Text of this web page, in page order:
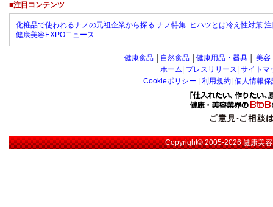
■注目コンテンツ
化粧品で使われるナノの元祖企業から探る ナノ特集 ヒハツとは冷え性対策
健康美容EXPOニュース
健康食品 自然食品 健康用品・器具 美容
ホーム プレスリリース サイトマ
Cookieポリシー
利用規約 個人情報
Copyright© 2005-2026健康美